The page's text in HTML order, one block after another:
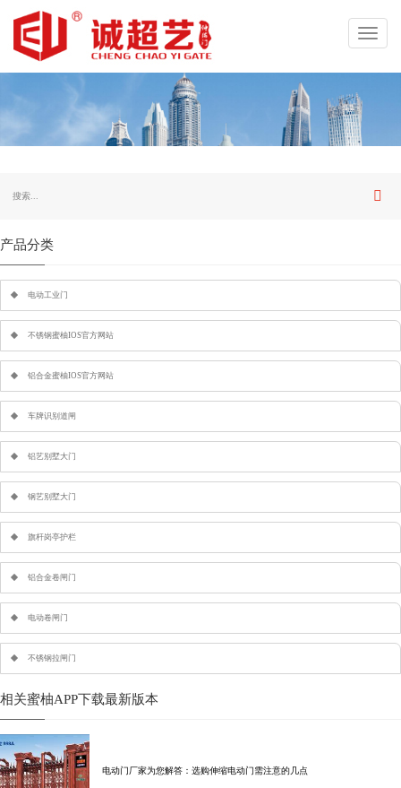
产品分类
电动工业门
不锈钢蜜柚IOS官方网站
铝合金蜜柚IOS官方网站
车牌识别道闸
铝艺别墅大门
钢艺别墅大门
旗杆岗亭护栏
铝合金卷闸门
电动卷闸门
不锈钢拉闸门
相关蜜柚APP下载最新版本
电动门厂家为您解答：选购伸缩电动门需注意的几点